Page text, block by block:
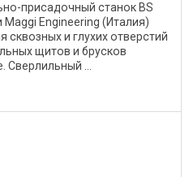
присадочный станок BS
Engineering (Италия)
сквозных и глухих отверстий
щитов и брусков
...